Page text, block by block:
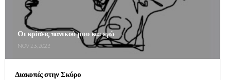
Οι κρίσεις πανικού μου και εγώ
NOV 23, 2023
Διακοπές στην Σκύρο